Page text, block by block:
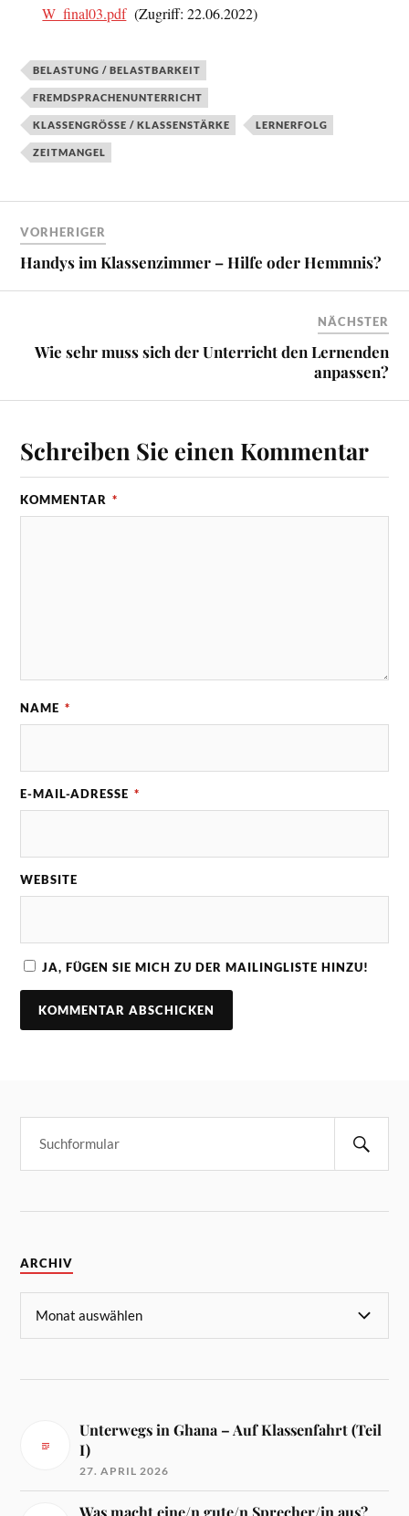
W_final03.pdf(Zugriff: 22.06.2022)
BELASTUNG / BELASTBARKEIT
FREMDSPRACHENUNTERRICHT
KLASSENGRÖSSE / KLASSENSTÄRKE LERNERFOLG
ZEITMANGEL
VORHERIGER
Handys im Klassenzimmer – Hilfe oder Hemmnis?
NÄCHSTER
Wie sehr muss sich der Unterricht den Lernenden
anpassen?
Schreiben Sie einen Kommentar
KOMMENTAR *
NAME *
E-MAIL-ADRESSE *
WEBSITE
JA, FÜGEN SIE MICH ZU DER MAILINGLISTE HINZU!
ARCHIV
Unterwegs in Ghana – Auf Klassenfahrt (Teil
I)
27. APRIL 2026